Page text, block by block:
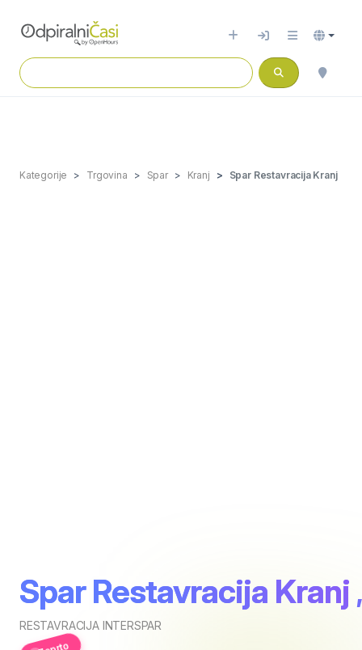
Kategorije Trgovina Spar Kranj Spar Restavracija Kranj
Spar Restavracija Kranj
RESTAVRACIJA INTERSPAR